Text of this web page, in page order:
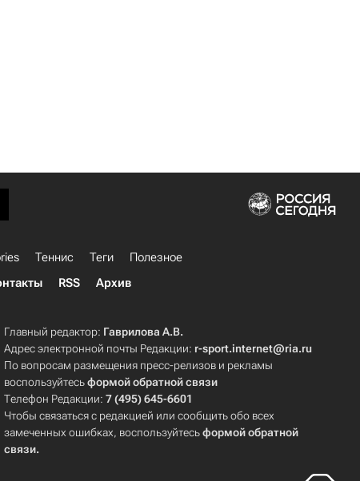
Теннис Теги
Полезное
RSS Архив
Главный редактор: Гаврилова А.В.
Адрес электронной почты Редакции: r-sport.internet@ria.ru
По вопросам размещения пресс-релизов и рекламы
воспользуйтесьформой обратной связи
Телефон Редакции:7 (495) 645-6601
Чтобы связаться с редакцией или сообщить обо всех
замеченных ошибках, воспользуйтесьформой обратной
связи.